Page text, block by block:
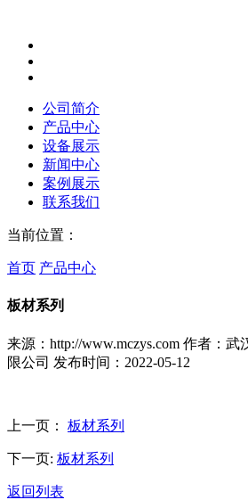
公司简介
产品中心
设备展示
新闻中心
案例展示
联系我们
当前位置：
首页 产品中心
板材系列
来源：http://www.mczys.com 作者：武
限公司 发布时间：2022-05-12
上一页： 板材系列
下一页: 板材系列
返回列表